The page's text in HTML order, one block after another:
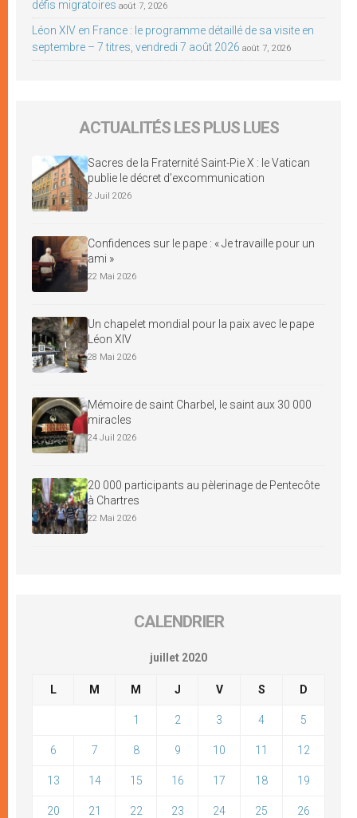
défis migratoires août 7, 2026
Léon XIV en France : le programme détaillé de sa visite en
septembre – 7 titres, vendredi 7 août 2026 août 7, 2026
ACTUALITÉS LES PLUS LUES
Sacres de la Fraternité Saint-Pie X : le Vatican
publie le décret d’excommunication
2 Juil 2026
Confidences sur le pape : « Je travaille pour un
ami »
22 Mai 2026
Un chapelet mondial pour la paix avec le pape
Léon XIV
28 Mai 2026
Mémoire de saint Charbel, le saint aux 30 000
miracles
24 Juil 2026
20 000 participants au pèlerinage de Pentecôte
à Chartres
22 Mai 2026
CALENDRIER
juillet 2020
L M M J V S D
1 2 3 4 5
6 7 8 9 10 11 12
13 14 15 16 17 18 19
20 21 22 23 24 25 26